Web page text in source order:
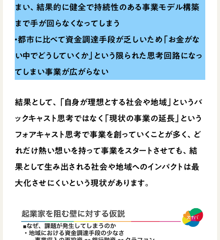
まい、結果的に健全で持続性のある事業モデル構築
まで手が回らなくなってしまう
・都市に比べて資金調達手段が乏しいため「お金がな
い中でどうしていくか」という限られた思考回路になっ
てしまい事業が広がらない
結果として、「自身が理想とする社会や地域」というバ
ックキャスト思考ではなく「現状の事業の延長」という
フォアキャスト思考で事業を創っていくことが多く、ど
れだけ熱い想いを持って事業をスタートさせても、結
果として生み出される社会や地域へのインパクトは最
大化させにくいという現状があります。